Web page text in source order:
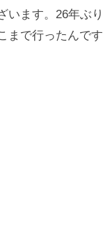
います。26年ぶ
まで行ったんで